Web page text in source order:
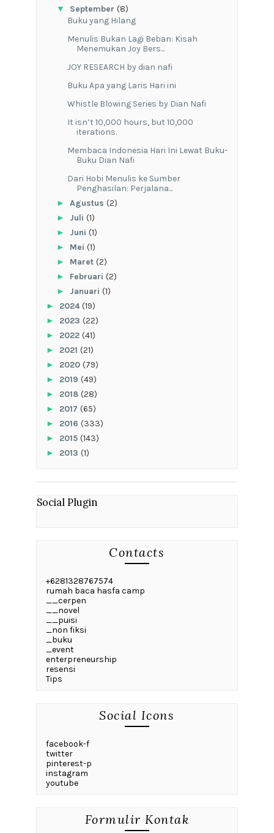
▼ September (8)
Buku yang Hilang
Menulis Bukan Lagi Beban: Kisah
Menemukan Joy Bers...
JOY RESEARCH by dian nafi
Buku Apa yang Laris Hari ini
Whistle Blowing Series by Dian Nafi
It isn’t 10,000 hours, but 10,000
iterations.
Membaca Indonesia Hari Ini Lewat Buku-
Buku Dian Nafi
Dari Hobi Menulis ke Sumber
Penghasilan: Perjalana...
► Agustus (2)
► Juli (1)
► Juni (1)
► Mei (1)
► Maret (2)
► Februari (2)
► Januari (1)
► 2024(19)
► 2023 (22)
► 2022 (41)
► 2021 (21)
► 2020 (79)
► 2019 (49)
► 2018 (28)
► 2017 (65)
► 2016 (333)
► 2015 (143)
► 2013 (1)
Social Plugin
Contacts
+6281328767574
rumah baca hasfa camp
__cerpen
__novel
__puisi
_non fiksi
_buku
_event
enterpreneurship
resensi
Tips
Social Icons
facebook-f
twitter
pinterest-p
instagram
youtube
Formulir Kontak